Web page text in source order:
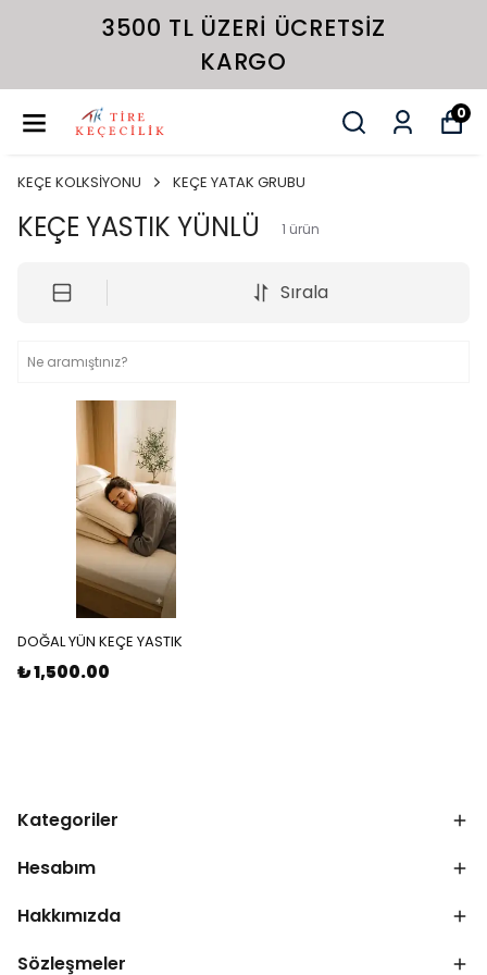
3500 TL ÜZERI ÜCRETSIZ
KARGO
0
KEÇE KOLKSİYONU KEÇE YATAK GRUBU
KEÇE YASTIK YÜNLÜ 1 ürün
Sırala
DOĞAL YÜN KEÇE YASTIK
₺ 1,500.00
Kategoriler
Hesabım
Hakkımızda
Sözleşmeler